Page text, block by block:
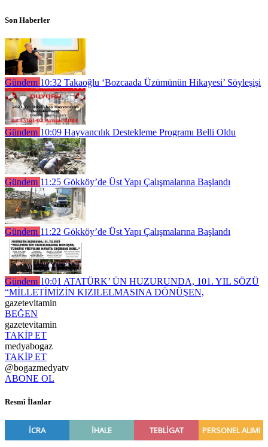
Son Haberler
Gündem 10:32 Takaoğlu ‘Bozcaada Üzümünün Hikayesi’ Söyleşişi
Gündem 10:09 Hayvancılık Destekleme Programı Belli Oldu
Gündem 11:25 Gökköy’de Üst Yapı Çalışmalarına Başlandı
Gündem 11:22 Gökköy’de Üst Yapı Çalışmalarına Başlandı
Gündem 10:01 ATATÜRK’ ÜN HUZURUNDA, 101. YIL SÖZÜ
“MİLLETİMİZİN KIZILELMASINA DÖNÜŞEN,
gazetevitamin
BEĞEN
gazetevitamin
TAKİP ET
medyabogaz
TAKİP ET
@bogazmedyatv
ABONE OL
Resmî İlanlar